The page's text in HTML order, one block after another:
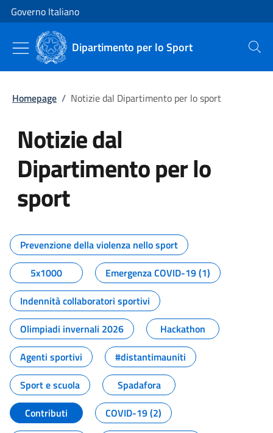
Vai al contenuto
Vai alla navigazione del sito
Governo Italiano
Dipartimento per lo Sport Cerca
Homepage / Notizie dal Dipartimento per lo sport
Notizie dal
Dipartimento per lo
sport
Tutti i contenuti della pagina
Prevenzione della violenza nello sport
5x1000
Emergenza COVID-19 (1)
Indennità collaboratori sportivi
Olimpiadi invernali 2026
Hackathon
Agenti sportivi
#distantimauniti
Sport e scuola
Spadafora
Contributi
COVID-19 (2)